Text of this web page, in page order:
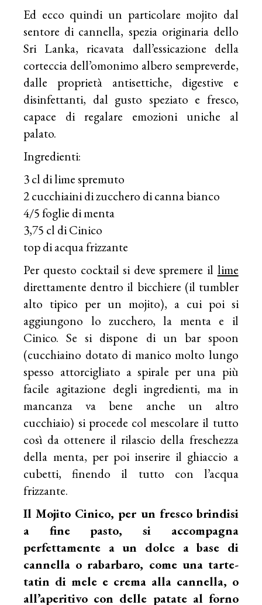
Ed ecco quindi un particolare mojito dal
sentore di cannella, spezia originaria dello
Sri Lanka, ricavata dall’essicazione della
corteccia dell’omonimo albero sempreverde,
dalle proprietà antisettiche, digestive e
disinfettanti, dal gusto speziato e fresco,
capace di regalare emozioni uniche al
palato.
Ingredienti:
3 cl di lime spremuto
2 cucchiaini di zucchero di canna bianco
4/5 foglie di menta
3,75 cl di Cinico
top di acqua frizzante
Per questo cocktail si deve spremere il lime
direttamente dentro il bicchiere (il tumbler
alto tipico per un mojito), a cui poi si
aggiungono lo zucchero, la menta e il
Cinico. Se si dispone di un bar spoon
(cucchiaino dotato di manico molto lungo
spesso attorcigliato a spirale per una più
facile agitazione degli ingredienti, ma in
mancanza va bene anche un altro
cucchiaio) si procede col mescolare il tutto
così da ottenere il rilascio della freschezza
della menta, per poi inserire il ghiaccio a
cubetti, finendo il tutto con l’acqua
frizzante.
Il Mojito Cinico, per un fresco brindisi
a fine pasto, si accompagna
perfettamente a un dolce a base di
cannella o rabarbaro, come una tarte-
tatin di mele e crema alla cannella, o
all’aperitivo con delle patate al forno